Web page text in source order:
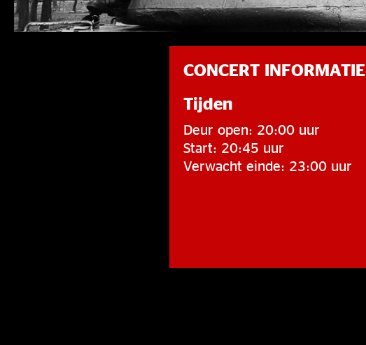
CONCERT INFORMATIE
Tijden
Deur open: 20:00 uur
Start: 20:45 uur
Verwacht einde: 23:00 uur